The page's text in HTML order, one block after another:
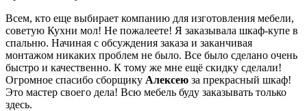
Всем, кто еще выбирает компанию для изготовления мебели,
советую Кухни мол! Не пожалеете! Я заказывала шкаф-купе в
спальню. Начиная с обсуждения заказа и заканчивая
монтажом никаких проблем не было. Все было сделано очень
быстро и качественно. К тому же мне ещё скидку сделали!
Огромное спасибо сборщику Алексею за прекрасный шкаф!
Это мастер своего дела! Всю мебель буду заказывать только
здесь.